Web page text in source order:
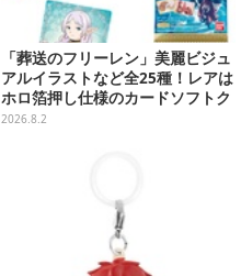
「葬送のフリーレン」美麗ビジュ
アルイラストなど全25種！レアは
ホロ箔押し仕様のカードソフトク
ッキー
2026.8.2